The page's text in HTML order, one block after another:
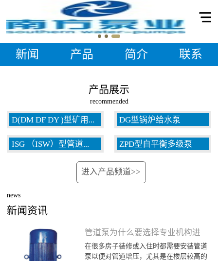
新闻 产品 简介 联系
产品展示
recommended
D(DM DF DY )型矿用... DG型锅炉给水泵
ISG （ISW）型管道... ZPD型自平衡多级泵
进入产品频道>>
news
新闻资讯
管道泵为什么要选择专业机构进
行购买
在很多房子装修或入住时都需要安装管道
泵以便对管道增压，尤其是在楼层较高的